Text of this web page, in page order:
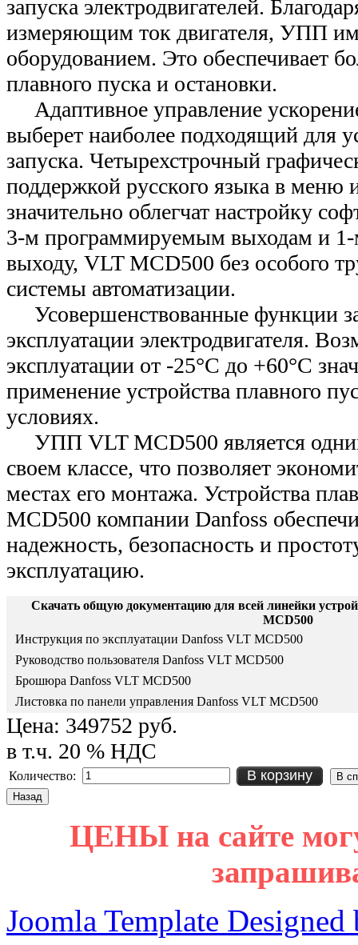
запуска электродвигателей.
измеряющим ток двигателя, УПП
оборудованием. Это обеспечивает
плавного пуска и остановки.
Адаптивное управление
выберет наиболее подходящий для
запуска. Четырехстрочный
поддержкой русского языка в меню
значительно облегчат настройку
3-м программируемым выходам и 1-
выходу, VLT MCD500 без особого
системы автоматизации.
Усовершенствованные функции
эксплуатации электродвигателя.
эксплуатации от -25°С до +60°С
применение устройства плавного
условиях.
УПП VLT MCD500 является
своем классе, что позволяет
местах его монтажа. Устройства
MCD500 компании Danfoss
надежность, безопасность и
эксплуатацию.
Скачать общую документацию для всей линейки
MCD500
Инструкция по эксплуатации Danfoss VLT MCD500
Руководство пользователя Danfoss VLT MCD500
Брошюра Danfoss VLT MCD500
Листовка по панели управления Danfoss VLT MCD500
Цена: 349752 руб.
в т.ч. 20 % НДС
Количество: В корзину
ЦЕНЫ на сайте
Joomla Template Designed